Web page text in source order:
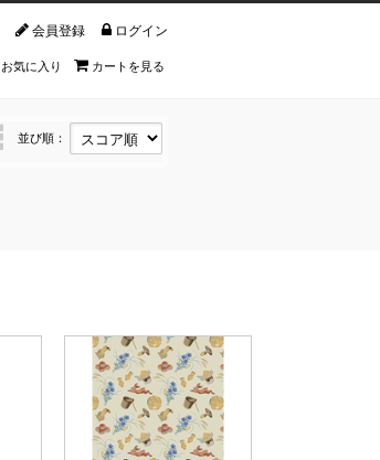
会員登録 ログイン
お気に入り カートを見る
並び順：